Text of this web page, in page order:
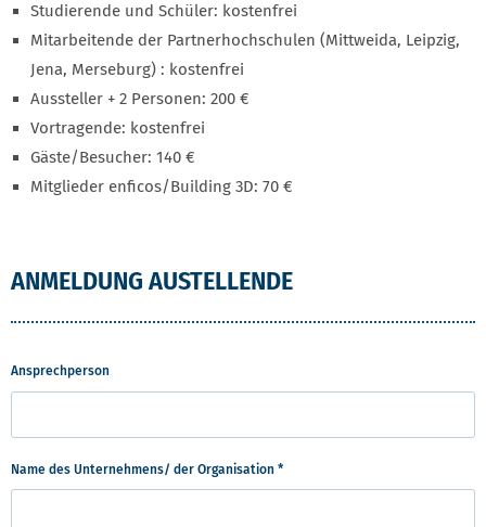
Studierende und Schüler: kostenfrei
Mitarbeitende der Partnerhochschulen (Mittweida, Leipzig,
Jena, Merseburg) : kostenfrei
Aussteller + 2 Personen: 200 €
Vortragende: kostenfrei
Gäste/Besucher: 140 €
Mitglieder enficos/Building 3D: 70 €
ANMELDUNG AUSTELLENDE
Ansprechperson
Name des Unternehmens/ der Organisation *